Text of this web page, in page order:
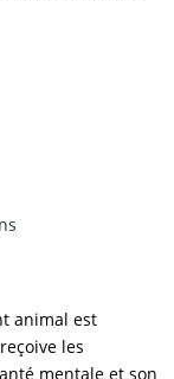
animal est
les
mentale et son